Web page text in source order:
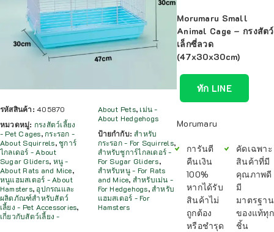
รหัสสินค้า:405870
หมวดหมู่: กรงสัตว์เลี้ยง
- Pet Cages, กระรอก -
About Squirrels,ชูการ์
ไกลเดอร์ - About
Sugar Gliders, หนู -
About Rats and Mice,
หนูแฮมสเตอร์ - About
Hamsters, อุปกรณและ
ผลิตภัณฑ์สำหรับสัตว์
เลี้ยง - Pet Accessories,
เกี่ยวกับสัตว์เลี้ยง -
About Pets, เม่น -
About Hedgehogs
ป้ายกำกับ:สำหรับ
กระรอก - For Squirrels,
สำหรับชูการ์ไกลเดอร์ -
For Sugar Gliders,
สำหรับหนู - For Rats
and Mice, สำหรับเม่น -
For Hedgehogs,สำหรับ
แฮมสเตอร์ - For
Hamsters
Morumaru Small
Animal Cage – กรงสัตว์
เล็กซี่ลวด
(47x30x30cm)
ทัก LINE
Morumaru
การันตี
คืนเงิน
100%
หากได้รับ
สินค้าไม่
ถูกต้อง
หรือชำรุด
คัดเฉพาะ
สินค้าที่มี
คุณภาพดี
มี
มาตรฐาน
ของแท้ทุก
ชิ้น